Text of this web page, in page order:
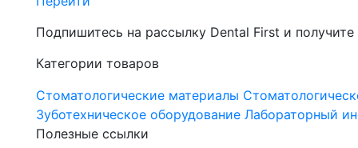
Подпишитесь на рассылку Dental First и
Категории товаров
Стоматологические материалы
Зуботехническое оборудование Лабораторный
Полезные ссылки